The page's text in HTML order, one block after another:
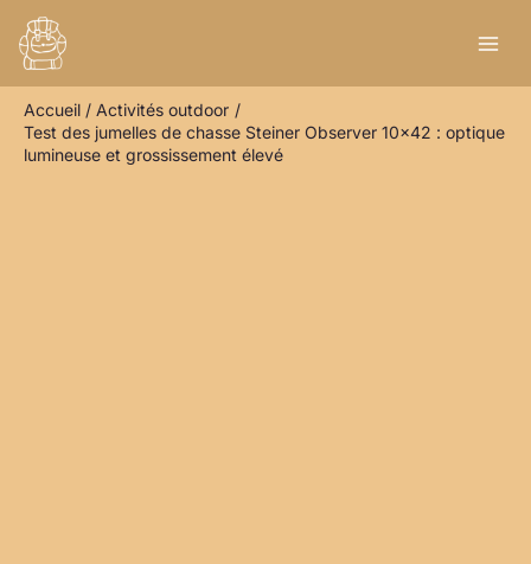
contenu
Accueil
Activités outdoor
Test des jumelles de chasse Steiner Observer 10×42 : optique
lumineuse et grossissement élevé
e
h
e